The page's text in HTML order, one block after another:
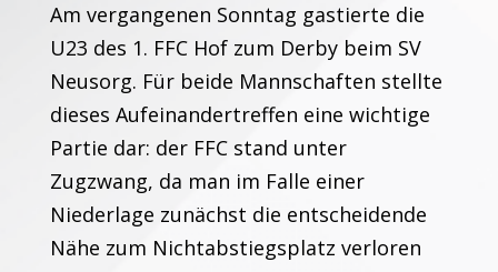
Am vergangenen Sonntag gastierte die
U23 des 1. FFC Hof zum Derby beim SV
Neusorg. Für beide Mannschaften stellte
dieses Aufeinandertreffen eine wichtige
Partie dar: der FFC stand unter
Zugzwang, da man im Falle einer
Niederlage zunächst die entscheidende
Nähe zum Nichtabstiegsplatz verloren